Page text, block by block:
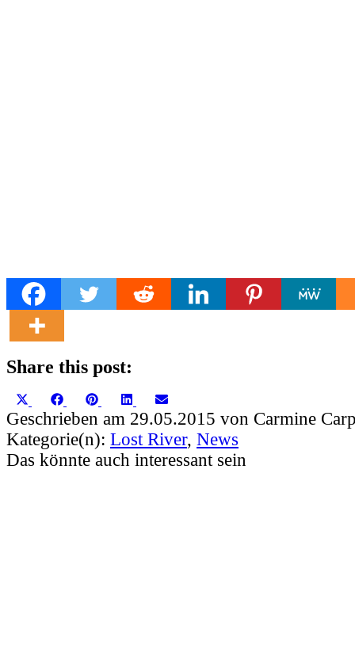
Share this post:
Share
on
(Twitter)
Share
on
FacebookShare
on
Pinterest Share
on
LinkedInShare
on
Geschrieben am 29.05.2015 von Carmine
Kategorie(n): Lost River, News
Das könnte auch interessant sein